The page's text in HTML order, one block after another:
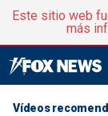
Este sitio web
más
Vídeos